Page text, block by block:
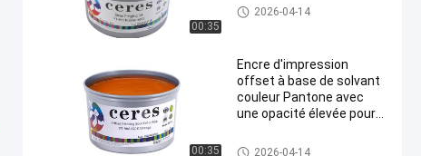
00:35
L'encre d'impression offset
2026-04-14
00:35
Encre d'impression
offset à base de solvant
couleur Pantone avec
une opacité élevée pour
d'emballages
L'encre d'impression offset
2026-04-14